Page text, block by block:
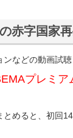
赤字国家
などの動画試聴
プレミア
めると、初回